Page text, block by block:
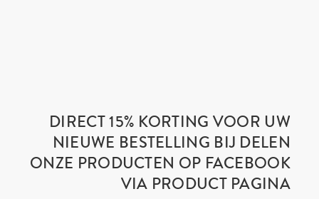
DIRECT 15% KORTING VOOR UW
NIEUWE BESTELLING BIJ DELEN
ONZE PRODUCTEN OP FACEBOOK
VIA PRODUCT PAGINA